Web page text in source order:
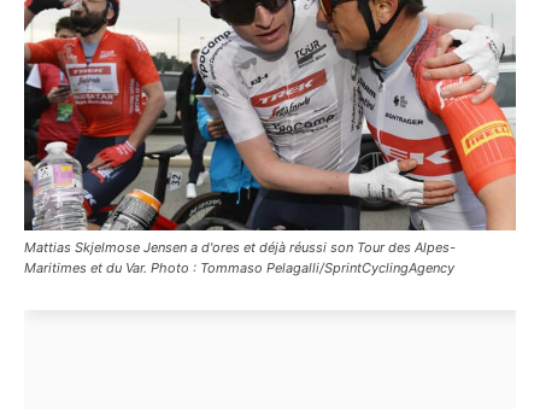
Mattias Skjelmose Jensen a d'ores et déjà réussi son Tour des Alpes-
Maritimes et du Var. Photo : Tommaso Pelagalli/SprintCyclingAgency